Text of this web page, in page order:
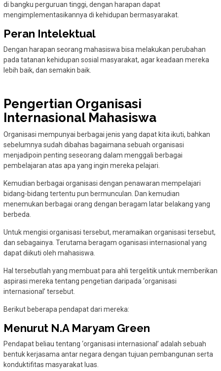
di bangku perguruan tinggi, dengan harapan dapat
mengimplementasikannya di kehidupan bermasyarakat.
Peran Intelektual
Dengan harapan seorang mahasiswa bisa melakukan perubahan
pada tatanan kehidupan sosial masyarakat, agar keadaan mereka
lebih baik, dan semakin baik.
Pengertian Organisasi
Internasional Mahasiswa
Organisasi mempunyai berbagai jenis yang dapat kita ikuti, bahkan
sebelumnya sudah dibahas bagaimana sebuah organisasi
menjadipoin penting seseorang dalam menggali berbagai
pembelajaran atas apa yang ingin mereka pelajari.
Kemudian berbagai organisasi dengan penawaran mempelajari
bidang-bidang tertentu pun bermunculan. Dan kemudian
menemukan berbagai orang dengan beragam latar belakang yang
berbeda.
Untuk mengisi organisasi tersebut, meramaikan organisasi tersebut,
dan sebagainya. Terutama beragam oganisasi internasional yang
dapat diikuti oleh mahasiswa.
Hal tersebutlah yang membuat para ahli tergelitik untuk memberikan
aspirasi mereka tentang pengetian daripada ‘organisasi
internasional’ tersebut.
Berikut beberapa pendapat dari mereka:
Menurut N.A Maryam Green
Pendapat beliau tentang ‘organisasi internasional’ adalah sebuah
bentuk kerjasama antar negara dengan tujuan pembangunan serta
konduktifitas masyarakat luas.